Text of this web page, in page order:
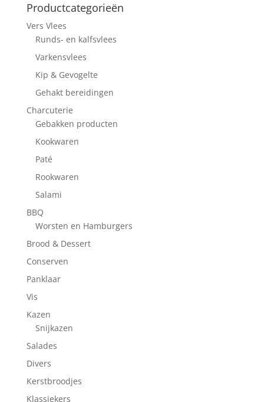
Productcategorieën
Vers Vlees
Runds- en kalfsvlees
Varkensvlees
Kip & Gevogelte
Gehakt bereidingen
Charcuterie
Gebakken producten
Kookwaren
Paté
Rookwaren
Salami
BBQ
Worsten en Hamburgers
Brood & Dessert
Conserven
Panklaar
Vis
Kazen
Snijkazen
Salades
Divers
Kerstbroodjes
Klassiekers